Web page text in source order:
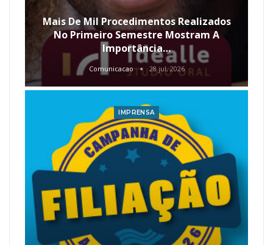
Mais De Mil Procedimentos Realizados
No Primeiro Semestre Mostram A
Importância…
Comunicacao 28 jul, 2026
IMPRENSA